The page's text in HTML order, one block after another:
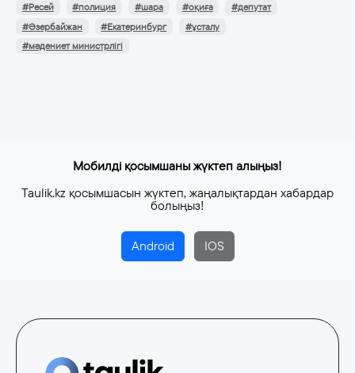
#Ресей #полиция #шара #оқиға
#депутат
#Әзербайжан
#Екатеринбург
#ұсталу
#мәдениет министрлігі
Мобилді қосымшаны жүктеп алыңыз!
Taulik.kz қосымшасын жүктеп, жаңалықтардан хабардар
болыңыз!
Android IOS